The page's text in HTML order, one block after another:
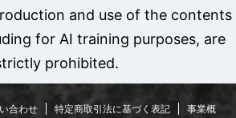
and use of the contents
for AI training purposes, are
prohibited.
合わせ 特定商取引法に基づく表記
事業概